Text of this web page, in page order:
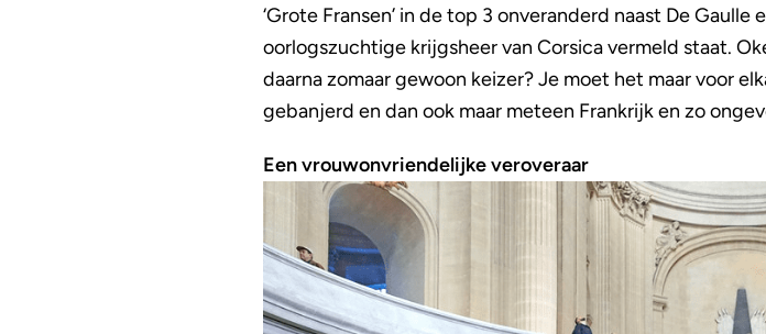
‘Grote Fransen’ in de top 3 onveranderd naast De
oorlogszuchtige krijgsheer van Corsica vermeld staat.
daarna zomaar gewoon keizer? Je moet het maar voor
gebanjerd en dan ook maar meteen Frankrijk en zo
Een vrouwonvriendelijke veroveraar